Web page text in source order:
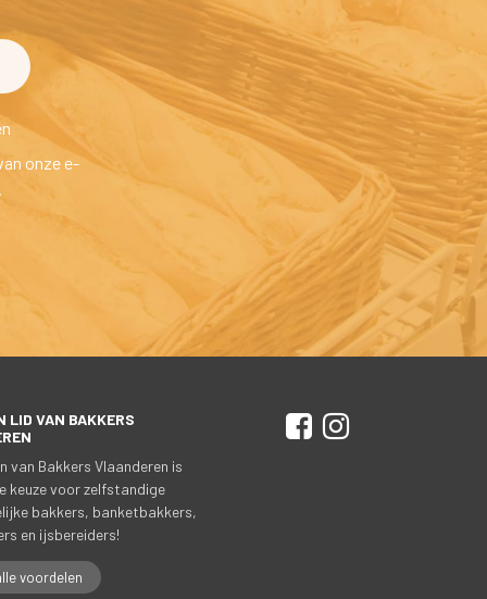
onze e-
LID VAN BAKKERS
van Bakkers Vlaanderen is
keuze voor zelfstandige
bakkers, banketbakkers,
en ijsbereiders!
voordelen